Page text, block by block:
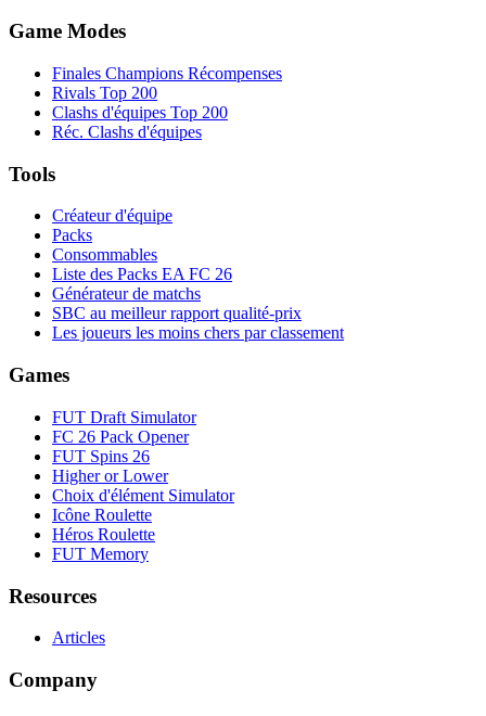
Game Modes
Finales Champions Récompenses
Rivals Top 200
Clashs d'équipes Top 200
Réc. Clashs d'équipes
Tools
Créateur d'équipe
Packs
Consommables
Liste des Packs EA FC 26
Générateur de matchs
SBC au meilleur rapport qualité-prix
Les joueurs les moins chers par classement
Games
FUT Draft Simulator
FC 26 Pack Opener
FUT Spins 26
Higher or Lower
Choix d'élément Simulator
Icône Roulette
Héros Roulette
FUT Memory
Resources
Articles
Company